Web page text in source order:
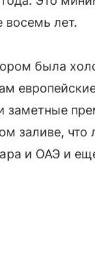
восемь лет.
была
заметные
заливе,
и ОАЭ и